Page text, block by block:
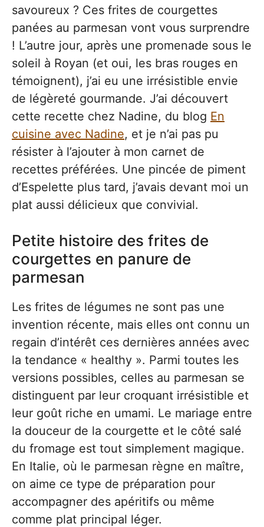
savoureux ? Ces frites de courgettes
panées au parmesan vont vous surprendre
! L’autre jour, après une promenade sous le
soleil à Royan (et oui, les bras rouges en
témoignent), j’ai eu une irrésistible envie
de légèreté gourmande. J’ai découvert
cette recette chez Nadine, du blog En
cuisine avec Nadine, et je n’ai pas pu
résister à l’ajouter à mon carnet de
recettes préférées. Une pincée de piment
d’Espelette plus tard, j’avais devant moi un
plat aussi délicieux que convivial.
Petite histoire des frites de
courgettes en panure de
parmesan
Les frites de légumes ne sont pas une
invention récente, mais elles ont connu un
regain d’intérêt ces dernières années avec
la tendance « healthy ». Parmi toutes les
versions possibles, celles au parmesan se
distinguent par leur croquant irrésistible et
leur goût riche en umami. Le mariage entre
la douceur de la courgette et le côté salé
du fromage est tout simplement magique.
En Italie, où le parmesan règne en maître,
on aime ce type de préparation pour
accompagner des apéritifs ou même
comme plat principal léger.